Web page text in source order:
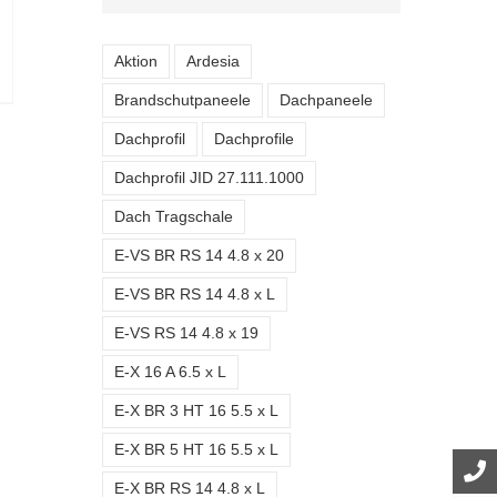
Aktion Ardesia
Brandschutpaneele Dachpaneele
Dachprofil Dachprofile
Dachprofil JID 27.111.1000
Dach Tragschale
E-VS BR RS 14 4.8 x 20
E-VS BR RS 14 4.8 x L
E-VS RS 14 4.8 x 19
E-X 16 A 6.5 x L
E-X BR 3 HT 16 5.5 x L
E-X BR 5 HT 16 5.5 x L
E-X BR RS 14 4.8 x L